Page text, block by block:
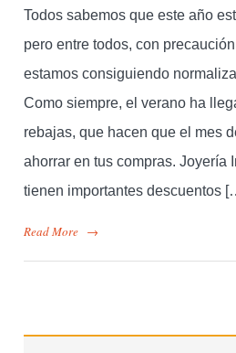
Todos sabemos que este año
pero entre todos, con
estamos consiguiendo
Como siempre, el verano ha
rebajas, que hacen que el mes
ahorrar en tus compras. Joyería
tienen importantes descuentos
Read More →